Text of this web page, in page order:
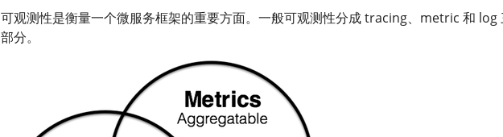
可观测性是衡量一个微服务框架的重要方面。一般可观测性分成 tracing、metric 和 log
部分。